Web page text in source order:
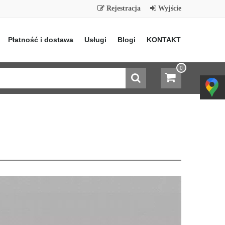
Rejestracja Wyjście
Płatność i dostawa Usługi Blogi KONTAKT
0